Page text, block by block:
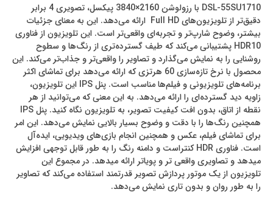
DSL-55SU1710 با رزولوشن 2160×3840 پیکسل، تصویری 4 برابر
دقیق‌تر از تلویزیون‌های Full HD ارائه می‌دهد. این به معنای جزئیات
بیشتر، وضوح شارپ‌تر و تجربه‌ای واقعی‌تر است. این تلویزیون از فناوری
HDR10 پشتیبانی می‌کند که طیف گسترده‌تری از رنگ‌ها و سطوح
روشنایی را به نمایش می‌گذارد و تصاویر را واقعی‌تر و جذاب‌تر می‌کند. این
محصول با نرخ تازه‌سازی 60 هرتزی که ارائه می‌دهد برای تماشای اکثر
برنامه‌های تلویزیونی و فیلم‌ها مناسب است. پنل IPS این تلویزیون،
زاویه دید گسترده‌ای را ارائه می‌دهد. به این معنی که می‌توانید از هر
نقطه از اتاق، بدون افت کیفیت تصویر، به تلویزیون نگاه کنید. پنل IPS
همچنین رنگ‌ها را با دقت و وضوح بسیار بالایی نمایش می‌دهد. این امر
برای تماشای فیلم، عکس و همچنین انجام بازی‌های ویدیویی، ایده‌آل
است. فناوری HDR کنتراست و دامنه رنگ را به طور قابل توجهی افزایش
میدهد و تصاویری واقعی تر و پویاتر ارائه میدهد. در مجموع این
تلویزیون از یک موتور پردازش تصویر قدرتمند استفاده می‌کند که تصاویر
را به طور روان و بدون تاری نمایش می‌دهد.